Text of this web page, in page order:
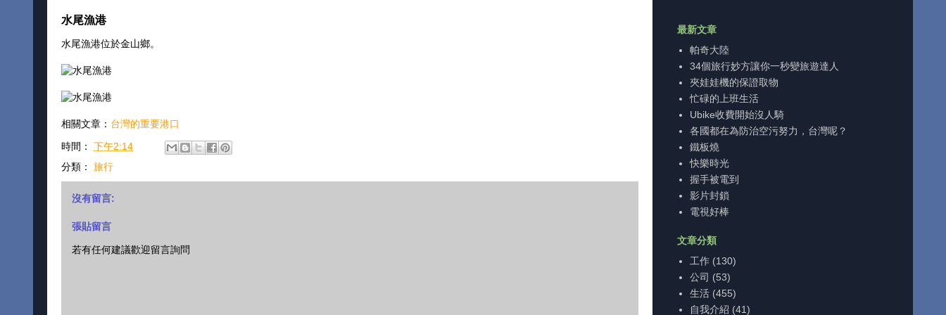
水尾漁港
水尾漁港位於金山鄉。
相關文章： 台灣的重要港口
時間： 下午2:14
分類： 旅行
沒有留言:
張貼留言
若有任何建議歡迎留言詢問
最新文章
帕奇大陸
34個旅行妙方讓你一秒變旅遊達人
夾娃娃機的保證取物
忙碌的上班生活
Ubike收費開始沒人騎
各國都在為防治空污努力，台灣呢？
鐵板燒
快樂時光
握手被電到
影片封鎖
電視好棒
文章分類
工作 (130)
公司 (53)
生活 (455)
自我介紹 (41)